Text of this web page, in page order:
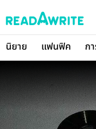
นิยาย แฟนฟิค ก